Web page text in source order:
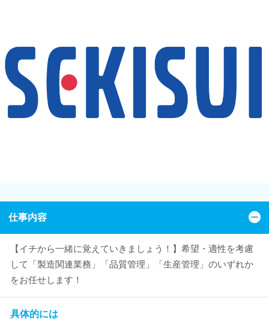
仕事内容
【イチから一緒に覚えていきましょう！】希望・適性を考慮
して「製造関連業務」「品質管理」「生産管理」のいずれか
をお任せします！
具体的には